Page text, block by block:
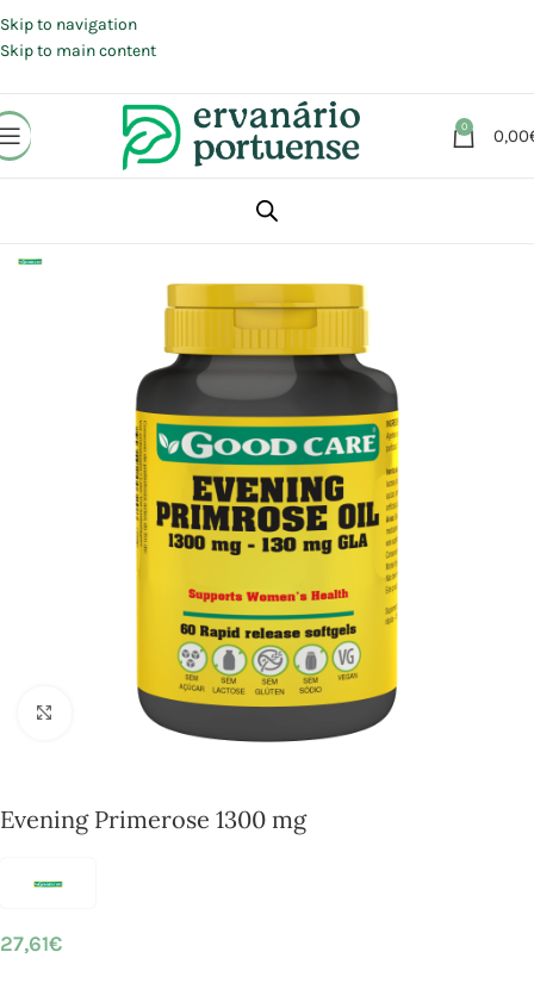
Skip to navigation
Skip to main content
0 0,00
Suplementos alimentares
Click to enlarge
Evening Primerose 1300 mg
27,61€